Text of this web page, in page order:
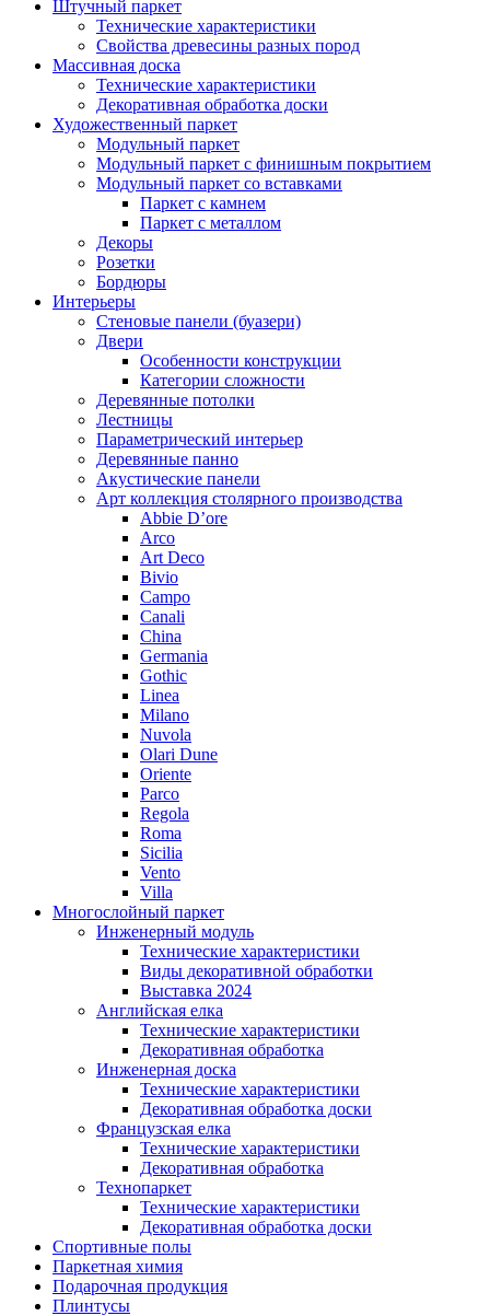
Штучный паркет
Технические характеристики
Свойства древесины разных пород
Массивная доска
Технические характеристики
Декоративная обработка доски
Художественный паркет
Модульный паркет
Модульный паркет с финишным покрытием
Модульный паркет со вставками
Паркет с камнем
Паркет с металлом
Декоры
Розетки
Бордюры
Интерьеры
Стеновые панели (буазери)
Двери
Особенности конструкции
Категории сложности
Деревянные потолки
Лестницы
Параметрический интерьер
Деревянные панно
Акустические панели
Арт коллекция столярного производства
Abbie D’ore
Arco
Art Deco
Bivio
Campo
Canali
China
Germania
Gothic
Linea
Milano
Nuvola
Olari Dune
Oriente
Parco
Regola
Roma
Sicilia
Vento
Villa
Многослойный паркет
Инженерный модуль
Технические характеристики
Виды декоративной обработки
Выставка 2024
Английская елка
Технические характеристики
Декоративная обработка
Инженерная доска
Технические характеристики
Декоративная обработка доски
Французская елка
Технические характеристики
Декоративная обработка
Технопаркет
Технические характеристики
Декоративная обработка доски
Спортивные полы
Паркетная химия
Подарочная продукция
Плинтусы